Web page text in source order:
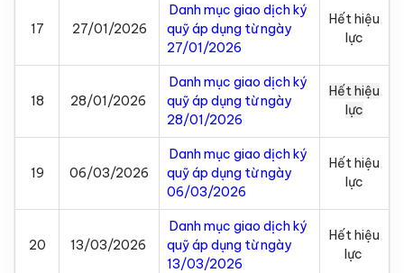
17 27/01/2026
Danh mục giao dịch ký
quỹ áp dụng từ ngày
27/01/2026
Hết hiệu
lực
18 28/01/2026
Danh mục giao dịch ký
quỹ áp dụng từ ngày
28/01/2026
Hết hiệu
lực
19 06/03/2026
Danh mục giao dịch ký
quỹ áp dụng từ ngày
06/03/2026
Hết hiệu
lực
20 13/03/2026
Danh mục giao dịch ký
quỹ áp dụng từ ngày
13/03/2026
Hết hiệu
lực